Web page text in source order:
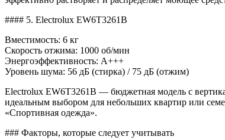
#### 5. Electrolux EW6T3261B
Вместимость: 6 кг
Скорость отжима: 1000 об/мин
Энергоэффективность: A+++
Уровень шума: 56 дБ (стирка) / 75 дБ (отжим)
Electrolux EW6T3261B — бюджетная модель с
идеальным выбором для небольших квартир или
«Спортивная одежда».
### Факторы, которые следует учитывать